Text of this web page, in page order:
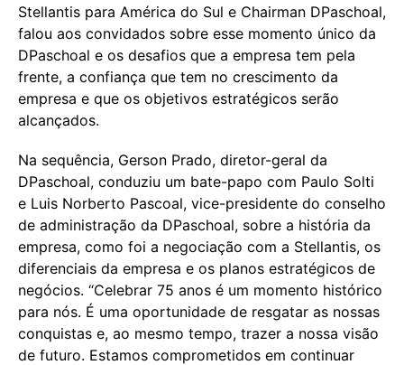
Stellantis para América do Sul e Chairman DPaschoal,
falou aos convidados sobre esse momento único da
DPaschoal e os desafios que a empresa tem pela
frente, a confiança que tem no crescimento da
empresa e que os objetivos estratégicos serão
alcançados.
Na sequência, Gerson Prado, diretor-geral da
DPaschoal, conduziu um bate-papo com Paulo Solti
e Luis Norberto Pascoal, vice-presidente do conselho
de administração da DPaschoal, sobre a história da
empresa, como foi a negociação com a Stellantis, os
diferenciais da empresa e os planos estratégicos de
negócios. “Celebrar 75 anos é um momento histórico
para nós. É uma oportunidade de resgatar as nossas
conquistas e, ao mesmo tempo, trazer a nossa visão
de futuro. Estamos comprometidos em continuar